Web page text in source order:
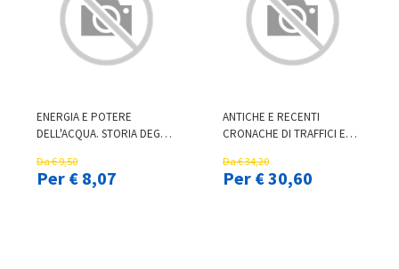
ENERGIA E POTERE
DELL'ACQUA. STORIA DEGLI
VALLE DELL'ALTO GIZIO.
EDIZ. ILLUSTRATA
Da € 9,50
Per € 8,07
ANTICHE E RECENTI
CRONACHE DI TRAFFICI ED
ANAST. 1949)
Da € 34,20
Per € 30,60